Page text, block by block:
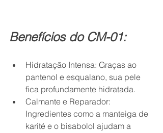
Benefícios do CM-01:
Hidratação Intensa: Graças ao
pantenol e esqualano, sua pele
fica profundamente hidratada.
Calmante e Reparador:
Ingredientes como a manteiga de
karité e o bisabolol ajudam a